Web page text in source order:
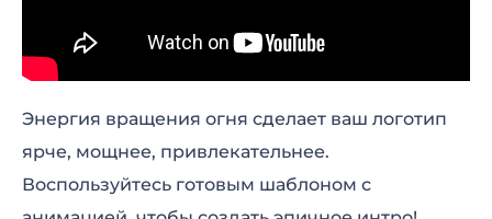
Энергия вращения огня сделает ваш логотип
ярче, мощнее, привлекательнее.
Воспользуйтесь готовым шаблоном с